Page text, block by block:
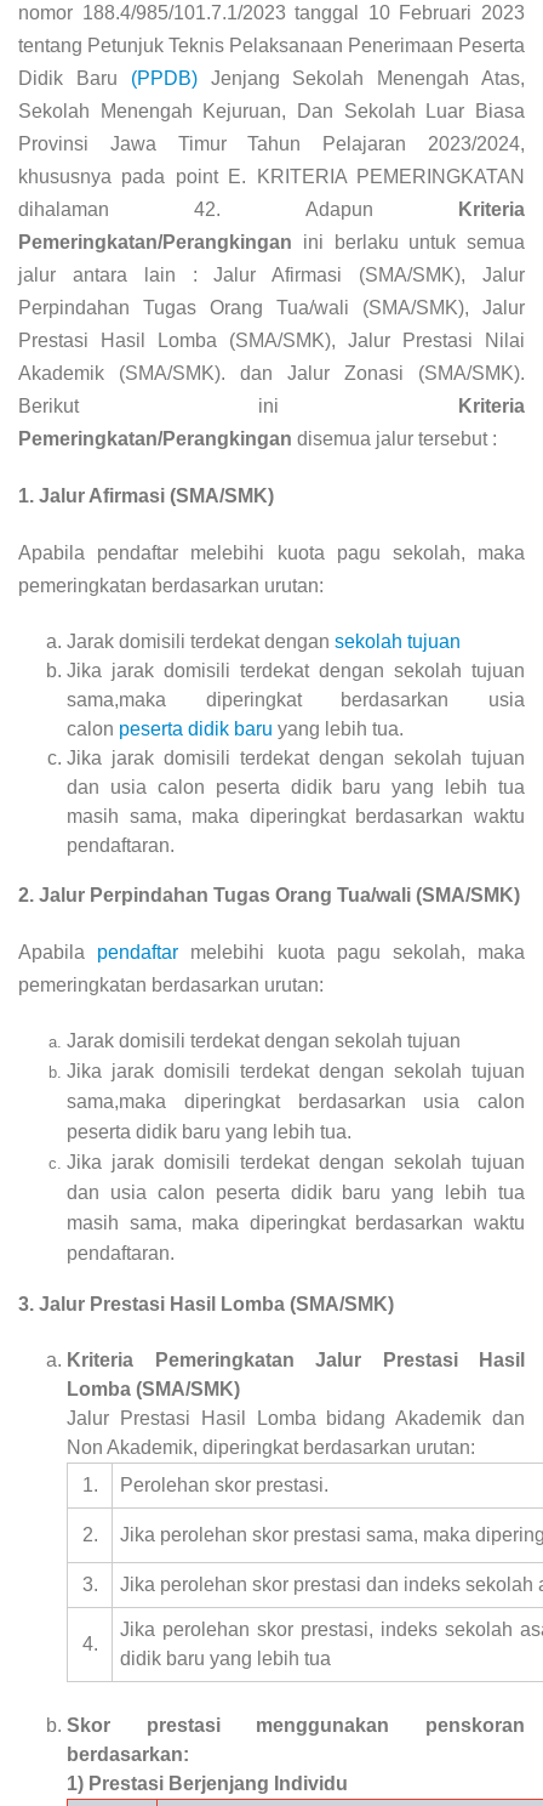
nomor 188.4/985/101.7.1/2023 tanggal 10 Februari 2023
tentang Petunjuk Teknis Pelaksanaan Penerimaan Peserta
Didik Baru (PPDB)Jenjang Sekolah Menengah Atas,
Sekolah Menengah Kejuruan, Dan Sekolah Luar Biasa
Provinsi Jawa Timur Tahun Pelajaran 2023/2024,
khususnya pada point E. KRITERIA PEMERINGKATAN
dihalaman 42. Adapun
Kriteria
Pemeringkatan/Perangkingan ini berlaku untuk semua
jalur antara lain : Jalur Afirmasi (SMA/SMK), Jalur
Perpindahan Tugas Orang Tua/wali (SMA/SMK), Jalur
Prestasi Hasil Lomba (SMA/SMK), Jalur Prestasi Nilai
Akademik (SMA/SMK). dan Jalur Zonasi (SMA/SMK).
Berikut ini
Kriteria
Pemeringkatan/Perangkingan disemua jalur tersebut :
1. Jalur Afirmasi (SMA/SMK)
Apabila pendaftar melebihi kuota pagu sekolah, maka
pemeringkatan berdasarkan urutan:
Jarak domisili terdekat dengan sekolah tujuan
Jika jarak domisili terdekat dengan sekolah tujuan
sama,maka diperingkat berdasarkan usia
calon peserta didik baru yang lebih tua.
Jika jarak domisili terdekat dengan sekolah tujuan
dan usia calon peserta didik baru yang lebih tua
masih sama, maka diperingkat berdasarkan waktu
pendaftaran.
2. Jalur Perpindahan Tugas Orang Tua/wali (SMA/SMK)
Apabila pendaftar melebihi kuota pagu sekolah, maka
pemeringkatan berdasarkan urutan:
Jarak domisili terdekat dengan sekolah tujuan
Jika jarak domisili terdekat dengan sekolah tujuan
sama,maka diperingkat berdasarkan usia calon
peserta didik baru yang lebih tua.
Jika jarak domisili terdekat dengan sekolah tujuan
dan usia calon peserta didik baru yang lebih tua
masih sama, maka diperingkat berdasarkan waktu
pendaftaran.
3. Jalur Prestasi Hasil Lomba (SMA/SMK)
Kriteria Pemeringkatan Jalur Prestasi Hasil
Lomba (SMA/SMK)
Jalur Prestasi Hasil Lomba bidang Akademik dan
Non Akademik, diperingkat berdasarkan urutan:
1.
Perolehan skor prestasi.
2. Jika perolehan skor prestasi sama, maka
3. Jika perolehan skor prestasi dan indeks
4.
Jika perolehan skor prestasi, indeks sekolah
didik baru yang lebih tua
Skor prestasi menggunakan penskoran
berdasarkan:
1) Prestasi Berjenjang Individu